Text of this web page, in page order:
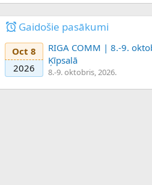
Gaidošie pasākumi
Oct 8
2026
RIGA COMM | 8.-9.
Ķīpsalā
8.-9. oktobris, 2026.